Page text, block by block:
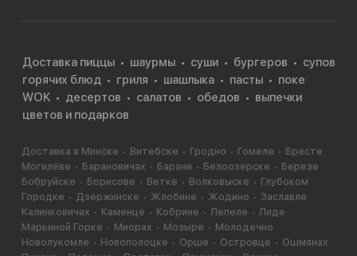
Доставка пиццы шаурмы суши бургеров
супов
горячих блюд
гриля шашлыка пасты
поке
WOK
десертов салатов обедов
выпечки
цветов и подарков
Доставка в Минске Витебске Гродно Гомеле
Бресте
Могилёве
Барановичах Барани Белоозерске
Березе
Бобруйске
Борисове Ветке Волковыске
Глубоком
Городке
Дзержинске Жлобине Жодино
Заславле
Калинковичах
Каменце Кобрине Лепеле
Лиде
Марьиной Горке
Миорах Мозыре
Молодечно
Новолукомле
Новополоцке Орше Островце
Ошмянах